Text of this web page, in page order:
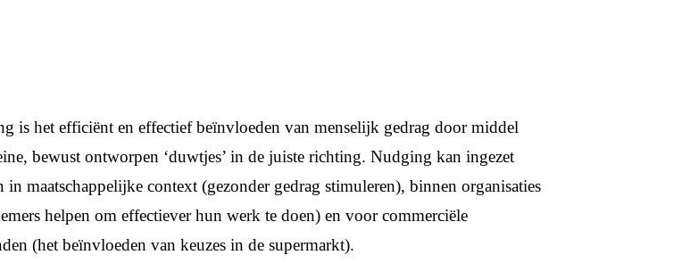
is het efficiënt en effectief beïnvloeden van menselijk gedrag door middel
bewust ontworpen ‘duwtjes’ in de juiste richting. Nudging kan ingezet
in maatschappelijke context (gezonder gedrag stimuleren), binnen organisaties
helpen om effectiever hun werk te doen) en voor commerciële
(het beïnvloeden van keuzes in de supermarkt).